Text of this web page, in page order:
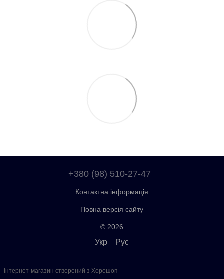
+380 (98) 510-27-47
Контактна інформація
Повна версія сайту
© 2026
Укр Рус
Інтернет-магазин створений з Хорошоп